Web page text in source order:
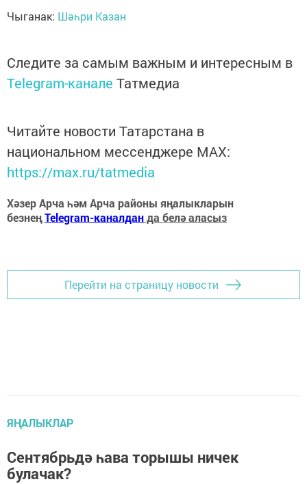
Чыганак: Шәһри Казан
Следите за самым важным и интересным в
Telegram-канале Татмедиа
Читайте новости Татарстана в
национальном мессенджере MАХ:
https://max.ru/tatmedia
Хәзер Арча һәм Арча районы яңалыкларын
безнеңTelegram-каналданда белә аласыз
Перейти на страницу новости
ЯҢАЛЫКЛАР
Сентябрьдә һава торышы ничек
булачак?